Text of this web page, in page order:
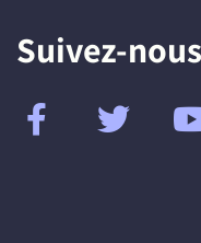
Suivez-nous